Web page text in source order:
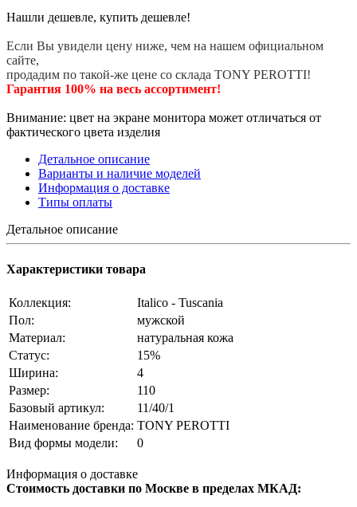
Нашли дешевле, купить дешевле!
Если Вы увидели цену ниже, чем на нашем официальном
сайте,
продадим по такой-же цене со склада TONY PEROTTI!
Гарантия 100% на весь ассортимент!
Внимание: цвет на экране монитора может отличаться от
фактического цвета изделия
Детальное описание
Варианты и наличие моделей
Информация о доставке
Типы оплаты
Детальное описание
Характеристики товара
Коллекция:
Italico - Tuscania
Пол:
мужской
Материал:
натуральная кожа
Статус:
15%
Ширина:
4
Размер:
110
Базовый артикул:
11/40/1
Наименование бренда: TONY PEROTTI
Вид формы модели:
0
Информация о доставке
Стоимость доставки по Москве в пределах МКАД: